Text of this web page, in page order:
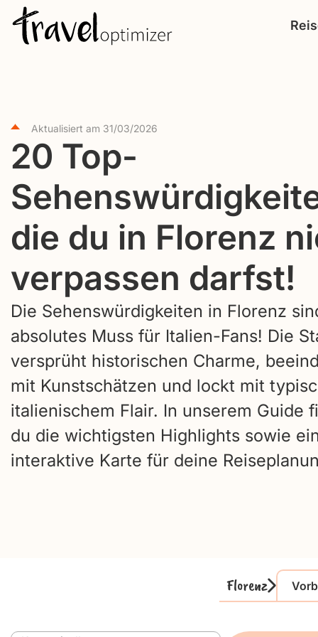
Aktualisiert am 31/03/2026
20 Top-
die du in Florenz
verpassen darfst!
Die Sehenswürdigkeiten in Florenz
absolutes Muss für Italien-Fans! Die
versprüht historischen Charme,
mit Kunstschätzen und lockt mit
italienischem Flair. In unserem Guide
du die wichtigsten Highlights sowie
interaktive Karte für deine
Florenz